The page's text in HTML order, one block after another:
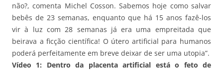
não?, comenta Michel Cosson. Sabemos hoje como salvar
bebês de 23 semanas, enquanto que há 15 anos fazê-los
vir à luz com 28 semanas já era uma empreitada que
beirava a ficção científica! O útero artificial para humanos
poderá perfeitamente em breve deixar de ser uma utopia”.
Vídeo 1: Dentro da placenta artificial está o feto de